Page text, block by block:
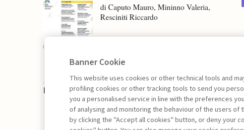
di Caputo Mauro, Mininno Valeria,
Resciniti Riccardo
La consultazione dei libri è riservata esclusivamente
Banner Cookie
This website uses cookies or other technical tools and
profiling cookies or other tracking tools to send you
you a personalised service in line with the preferences
of analysing and monitoring the behaviour of the users of
by clicking the "Accept all cookies" button, or deny your